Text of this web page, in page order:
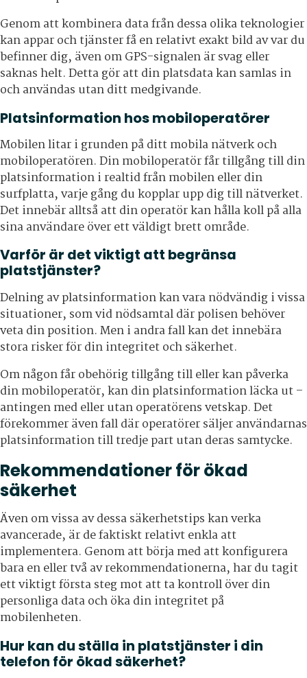
Genom att kombinera data från dessa olika teknologier
kan appar och tjänster få en relativt exakt bild av var du
befinner dig, även om GPS-signalen är svag eller
saknas helt. Detta gör att din platsdata kan samlas in
och användas utan ditt medgivande.
Platsinformation hos mobiloperatörer
Mobilen litar i grunden på ditt mobila nätverk och
mobiloperatören. Din mobiloperatör får tillgång till din
platsinformation i realtid från mobilen eller din
surfplatta, varje gång du kopplar upp dig till nätverket.
Det innebär alltså att din operatör kan hålla koll på alla
sina användare över ett väldigt brett område.
Varför är det viktigt att begränsa
platstjänster?
Delning av platsinformation kan vara nödvändig i vissa
situationer, som vid nödsamtal där polisen behöver
veta din position. Men i andra fall kan det innebära
stora risker för din integritet och säkerhet.
Om någon får obehörig tillgång till eller kan påverka
din mobiloperatör, kan din platsinformation läcka ut –
antingen med eller utan operatörens vetskap. Det
förekommer även fall där operatörer säljer användarnas
platsinformation till tredje part utan deras samtycke.
Rekommendationer för ökad
säkerhet
Även om vissa av dessa säkerhetstips kan verka
avancerade, är de faktiskt relativt enkla att
implementera. Genom att börja med att konfigurera
bara en eller två av rekommendationerna, har du tagit
ett viktigt första steg mot att ta kontroll över din
personliga data och öka din integritet på
mobilenheten.
Hur kan du ställa in platstjänster i din
telefon för ökad säkerhet?